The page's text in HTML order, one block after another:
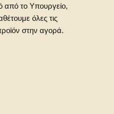
από το Υπουργείο,
όλες τις
στην αγορά.